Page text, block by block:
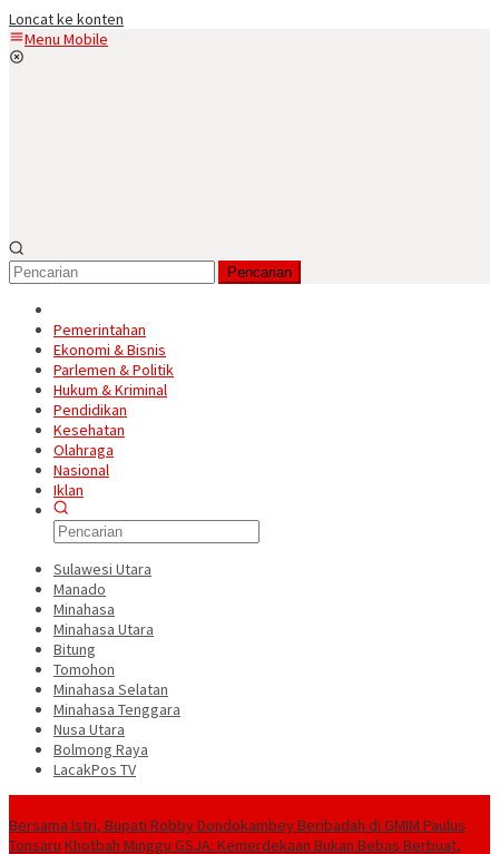
Loncat ke konten
Menu Mobile
Pencarian
Pemerintahan
Ekonomi & Bisnis
Parlemen & Politik
Hukum & Kriminal
Pendidikan
Kesehatan
Olahraga
Nasional
Iklan
Sulawesi Utara
Manado
Minahasa
Minahasa Utara
Bitung
Tomohon
Minahasa Selatan
Minahasa Tenggara
Nusa Utara
Bolmong Raya
LacakPos TV
Bersama Istri, Bupati Robby Dondokambey Beribadah di GMIM Paulus
Tonsaru Khotbah Minggu GSJA: Kemerdekaan Bukan Bebas Berbuat,